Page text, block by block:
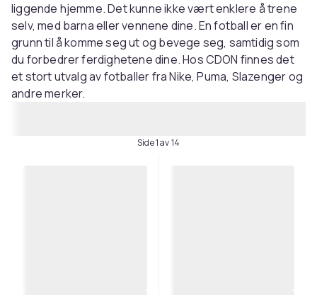
liggende hjemme. Det kunne ikke vært enklere å trene
selv, med barna eller vennene dine. En fotball er en fin
grunn til å komme seg ut og bevege seg, samtidig som
du forbedrer ferdighetene dine. Hos CDON finnes det
et stort utvalg av fotballer fra Nike, Puma, Slazenger og
andre merker.
Side 1 av 14